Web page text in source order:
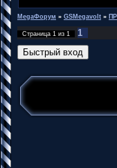
MegaФорум » GSMegavolt »
Страница 1 из 1 1